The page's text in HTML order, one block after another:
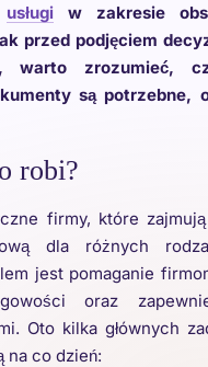
usługiw zakresie
przed podjęciem
warto zrozumieć,
są potrzebne,
robi?
firmy, które
dla różnych
jest pomaganie
oraz
Oto kilka głównych
na co dzień: